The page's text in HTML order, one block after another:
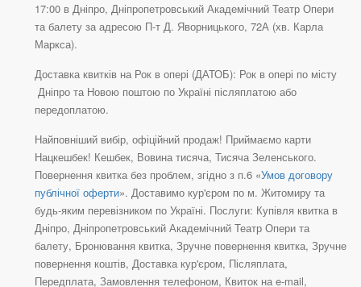
17:00 в Дніпро, Дніпропетровський Академічний Театр Опери
та балету за адресою П-т Д. Яворницького, 72А (хв. Карла
Маркса).
Доставка квитків на Рок в опері (ДАТОБ): Рок в опері по місту
Дніпро та Новою поштою по Україні післяплатою або
передоплатою.
Найповніший вибір, офіційний продаж! Приймаємо карти
Нацкешбек! Кешбек, Вовина тисяча, Тисяча Зеленського.
Повернення квитка без проблем, згідно з п.6 «Умов договору
публічної оферти». Доставимо кур'єром по м. Житомиру та
будь-яким перевізником по Україні. Послуги: Купівля квитка в
Дніпро, Дніпропетровський Академічний Театр Опери та
балету, Бронювання квитка, Зручне повернення квитка, Зручне
повернення коштів, Доставка кур'єром, Післяплата,
Передплата, Замовлення телефоном, Квиток на e-mail,